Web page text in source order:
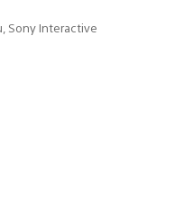
Sony Interactive